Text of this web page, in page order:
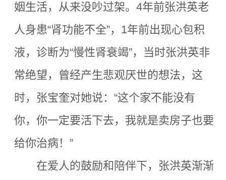
姻生活，从来没吵过架。4年前张洪英老
人身患“肾功能不全”，1年前出现心包积
液，诊断为“慢性肾衰竭”，当时张洪英非
常绝望，曾经产生悲观厌世的想法，这
时，张宝奎对她说：“这个家不能没有
你，你一定要活下去，我就是卖房子也要
给你治病！”
在爱人的鼓励和陪伴下，张洪英渐渐